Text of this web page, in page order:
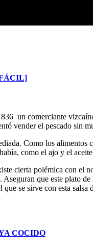
un comerciante
vender el pescado sin
Como los alimentos
como el ajo y el
cierta polémica con el
que este plato
se sirve con esta salsa
COCIDO